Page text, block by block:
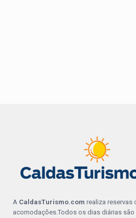
A CaldasTurismo.com realiza reservas
acomodações.Todos os dias diárias são